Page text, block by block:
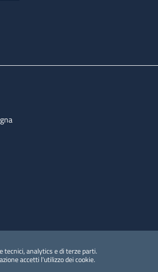
tecnici, analytics e di terze parti.
accetti l'utilizzo dei cookie.
del dato personale